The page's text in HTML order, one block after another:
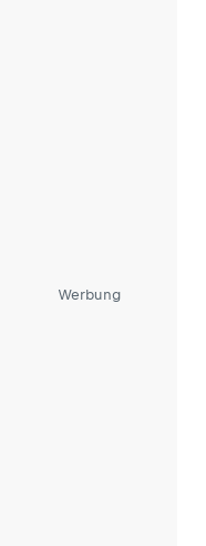
Werbung